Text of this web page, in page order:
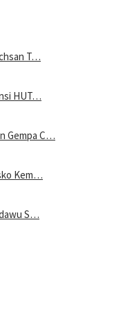
T…
HUT…
Gempa C…
Kem…
S…